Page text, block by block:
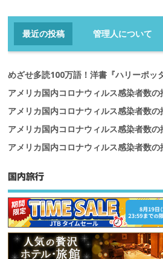
最近の投稿 管理人について
めざせ多読100万語！洋書『ハリーポッ
アメリカ国内コロナウィルス感染者数
アメリカ国内コロナウィルス感染者数
アメリカ国内コロナウィルス感染者数
アメリカ国内コロナウィルス感染者数
国内旅行